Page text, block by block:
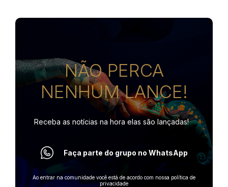
NÃO PERCA
NENHUM LANCE!
Receba as notícias na hora elas são lançadas!
Faça parte do grupo no WhatsApp
Ao entrar na comunidade você está de acordo com nossa política de
privacidade